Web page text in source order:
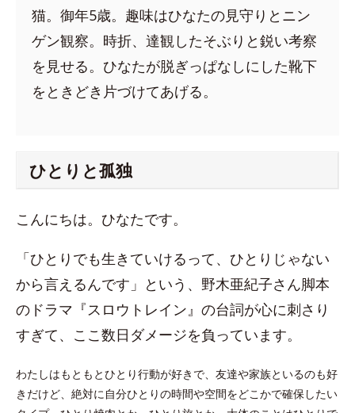
猫。御年5歳。趣味はひなたの見守りとニン
ゲン観察。時折、達観したそぶりと鋭い考察
を見せる。ひなたが脱ぎっぱなしにした靴下
をときどき片づけてあげる。
ひとりと孤独
こんにちは。ひなたです。
「ひとりでも生きていけるって、ひとりじゃない
から言えるんです」という、野木亜紀子さん脚本
のドラマ『スロウトレイン』の台詞が心に刺さり
すぎて、ここ数日ダメージを負っています。
わたしはもともとひとり行動が好きで、友達や家族といるのも好
きだけど、絶対に自分ひとりの時間や空間をどこかで確保したい